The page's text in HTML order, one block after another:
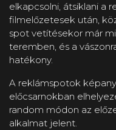
elkapcsolni, átsiklani a
filmelőzetesek után,
spot vetítésekor már
teremben, és a
hatékony.
A reklámspotok
előcsarnokban
random módon az
alkalmat jelent.